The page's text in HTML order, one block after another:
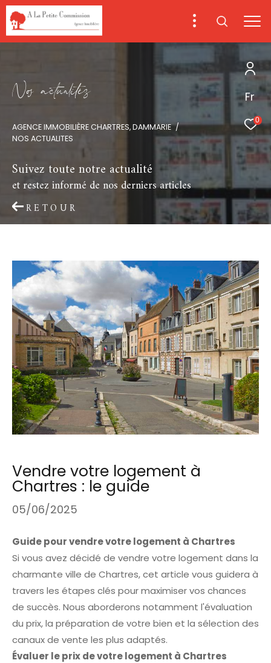
Fr
0
No actuaiés
AGENCE IMMOBILIÈRE CHARTRES, DAMMARIE
NOS ACTUALITES
Suivez toute notre actualité
et restez informé de nos derniers articles
RETOUR
Vendre votre logement à
Chartres : le guide
05/06/2025
Guide pour vendre votre logement à Chartres
Si vous avez décidé de vendre votre logement dans la
charmante ville de Chartres, cet article vous guidera à
travers les étapes clés pour maximiser vos chances
de succès. Nous aborderons notamment l'évaluation
du prix, la préparation de votre bien et la sélection des
canaux de vente les plus adaptés.
Évaluer le prix de votre logement à Chartres